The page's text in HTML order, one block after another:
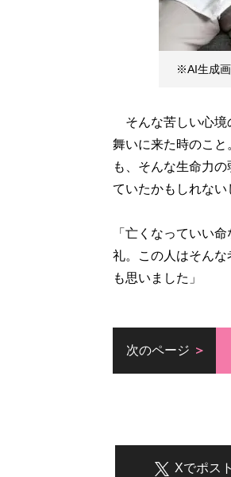
※AI生成画
そんな苦しい心境
舞いに来た時のこ
も、そんな生命力
ていたかもしれない
「亡くなっていい
礼。この人はそん
も思いました」
次のページ
Xでポス